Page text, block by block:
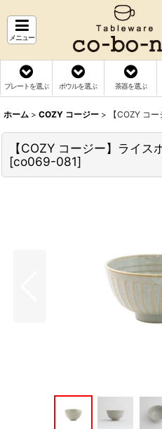
メニュー
プレートを選ぶ ボウルを選ぶ 茶器を選ぶ
ホーム > COZY コージー > 【COZY コ
【COZY コージー】ライ
[co069-081]